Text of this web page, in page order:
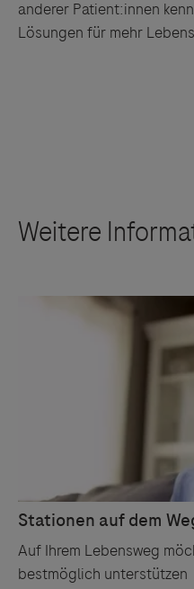
anderer Patient:innen
Lösungen für mehr